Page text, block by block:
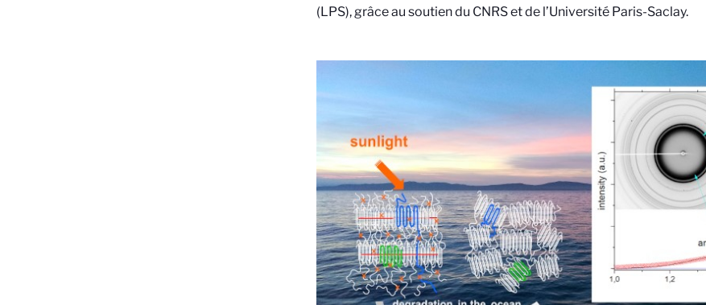
(LPS), grâce au soutien du CNRS et de l’Université Paris-Saclay.